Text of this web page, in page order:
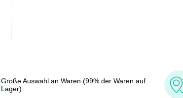
Große Auswahl an Waren (99% der Waren auf
Lager)